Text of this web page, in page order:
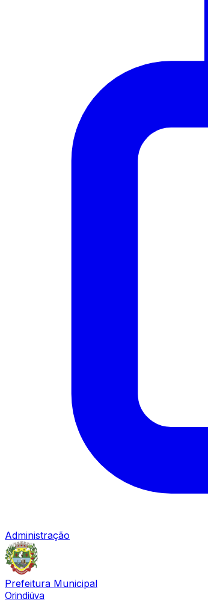
Administração
Prefeitura Municipal
Orindiúva